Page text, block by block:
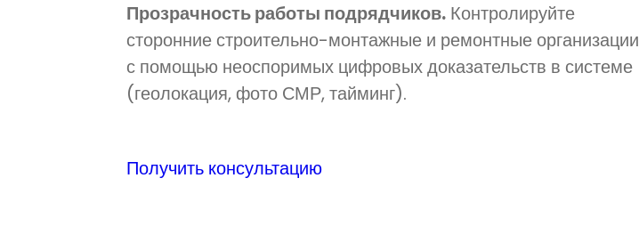
Прозрачность работы подрядчиков. Контролируйте
сторонние строительно-монтажные и ремонтные организации
с помощью неоспоримых цифровых доказательств в системе
(геолокация, фото СМР, тайминг).
Получить консультацию